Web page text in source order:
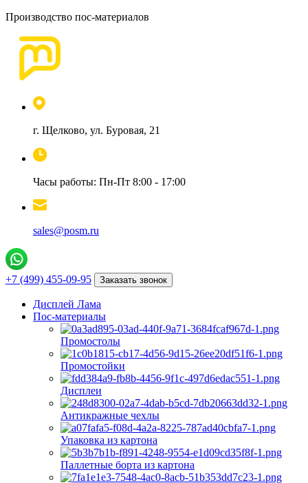
Производство пос-материалов
г. Щелково, ул. Буровая, 21
Часы работы: Пн-Пт 8:00 - 17:00
sales@posm.ru
+7 (499) 455-09-95 Заказать звонок
Дисплей Лама
Пос-материалы
Промостолы
Промостойки
Дисплеи
Антикражные чехлы
Упаковка из картона
Паллетные борта из картона